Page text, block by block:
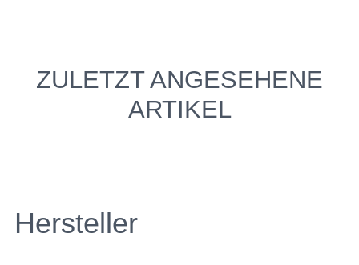
ZULETZT ANGESEHENE
ARTIKEL
Hersteller